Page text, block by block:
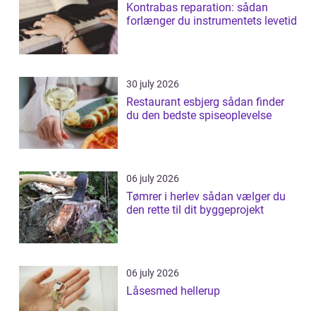
Kontrabas reparation: sådan
forlænger du instrumentets levetid
30 july 2026
Restaurant esbjerg sådan finder
du den bedste spiseoplevelse
06 july 2026
Tømrer i herlev sådan vælger du
den rette til dit byggeprojekt
06 july 2026
Låsesmed hellerup